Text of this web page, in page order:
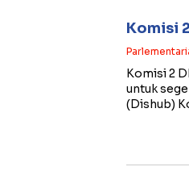
Komisi
​Komisi 2
untuk
(Dishub)